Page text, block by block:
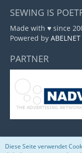
SEWING IS
Made with ♥ since
Powered by ABELNET
PARTNER
Diese Seite verwendet